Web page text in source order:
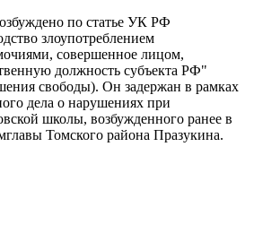
по статье УК РФ
злоупотреблением
совершенное лицом,
должность субъекта РФ"
свободы). Он задержан в рамках
дела о нарушениях при
школы, возбужденного ранее в
Томского района Празукина.